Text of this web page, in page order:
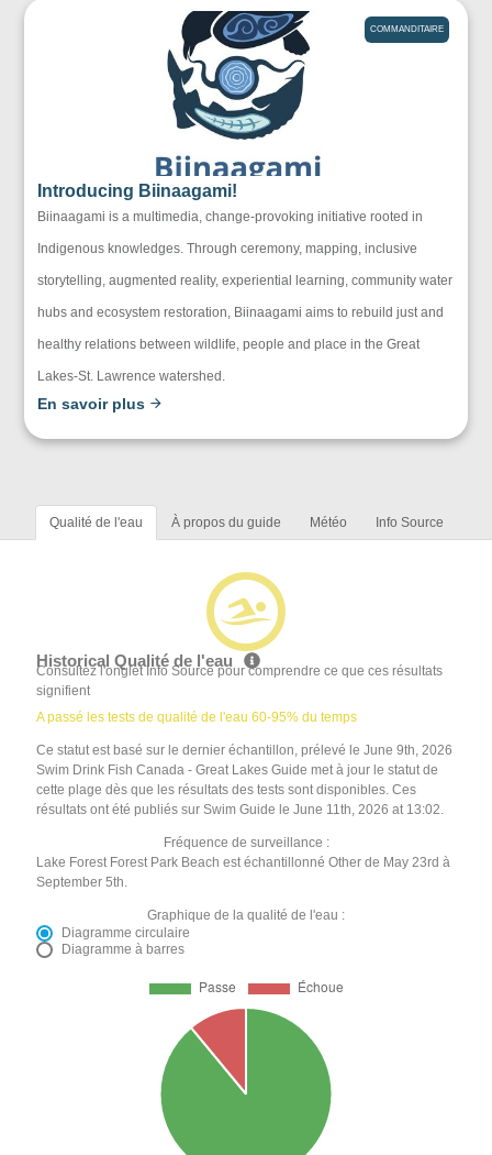
COMMANDITAIRE
Introducing Biinaagami!
Biinaagami is a multimedia, change-provoking initiative rooted in
Indigenous knowledges. Through ceremony, mapping, inclusive
storytelling, augmented reality, experiential learning, community water
hubs and ecosystem restoration, Biinaagami aims to rebuild just and
healthy relations between wildlife, people and place in the Great
Lakes-St. Lawrence watershed.
En savoir plus
Qualité de l'eau À propos du guide Météo Info Source
Historical Qualité de l'eau
Consultez l'onglet Info Source pour comprendre ce que ces résultats
signifient
A passé les tests de qualité de l'eau 60-95% du temps
Ce statut est basé sur le dernier échantillon, prélevé le June 9th, 2026
Swim Drink Fish Canada - Great Lakes Guide met à jour le statut de
cette plage dès que les résultats des tests sont disponibles. Ces
résultats ont été publiés sur Swim Guide le June 11th, 2026 at 13:02.
Fréquence de surveillance :
Lake Forest Forest Park Beach est échantillonné Other de May 23rd à
September 5th.
Graphique de la qualité de l'eau :
Diagramme circulaire
Diagramme à barres